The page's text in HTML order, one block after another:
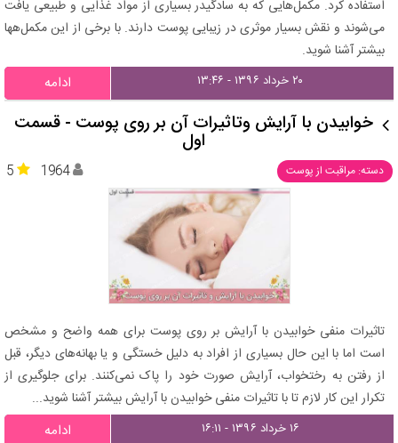
استفاده کرد. مکمل‌هایی که به سادگیدر بسیاری از مواد غذایی و طبیعی یافت
می‌شوند و نقش بسیار موثری در زیبایی پوست دارند. با برخی از این مکمل‌هها
بیشتر آشنا شوید.
۲۰ خرداد ۱۳۹۶ - ۱۳:۴۶ ادامه
خوابیدن با آرایش وتاثیرات آن بر روی پوست - قسمت
اول
دسته: مراقبت از پوست 5 1964
تاثیرات منفی خوابیدن با آرایش بر روی پوست برای همه واضح و مشخص
است اما با این حال بسیاری از افراد به دلیل خستگی و یا بهانه‌های دیگر، قبل
از رفتن به رختخواب، آرایش صورت خود را پاک نمی‌کنند. برای جلوگیری از
تکرار این کار لازم تا با تاثیرات منفی خوابیدن با آرایش بیشتر آشنا شوید...
۱۶ خرداد ۱۳۹۶ - ۱۶:۱۱ ادامه